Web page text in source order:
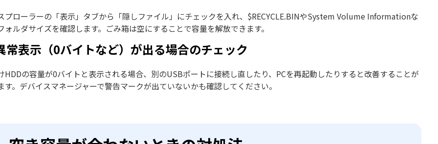
プローラーの「表示」タブから「隠しファイル」にチェックを入れ、$RECYCLE.BINやSystem Volume Informationな
ォルダサイズを確認します。ごみ箱は空にすることで容量を解放できます。
常表示（0バイトなど）が出る場合のチェック
HDDの容量が0バイトと表示される場合、別のUSBポートに接続し直したり、PCを再起動したりすると改善することが
す。デバイスマネージャーで警告マークが出ていないかも確認してください。